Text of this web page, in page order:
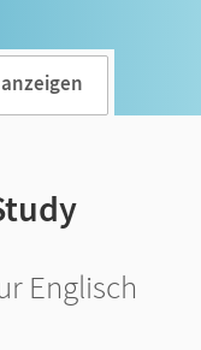
Englisch